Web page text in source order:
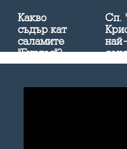
Какво
съдържат
саламите
"Бургас"?
Сп.
мъж